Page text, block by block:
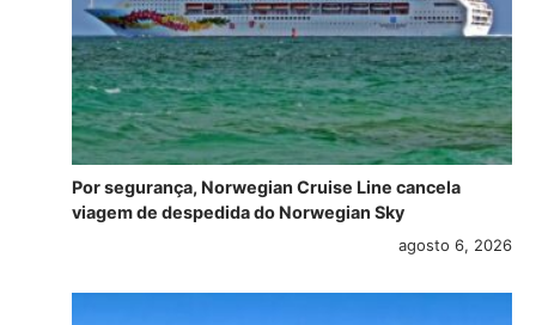
Por segurança, Norwegian Cruise Line cancela
viagem de despedida do Norwegian Sky
agosto 6, 2026